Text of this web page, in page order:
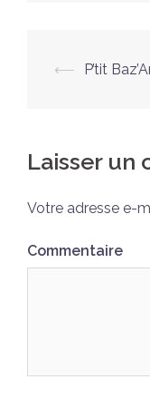
⟵ P’tit
Laisser un
Votre adresse e-
Commentaire